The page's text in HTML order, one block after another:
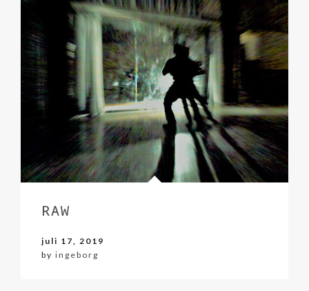
RAW
juli 17, 2019
by ingeborg